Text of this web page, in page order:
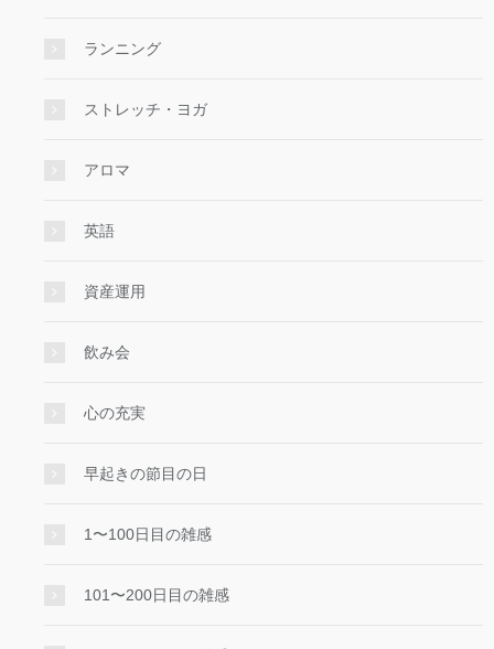
ランニング
ストレッチ・ヨガ
アロマ
英語
資産運用
飲み会
心の充実
早起きの節目の日
1〜100日目の雑感
101〜200日目の雑感